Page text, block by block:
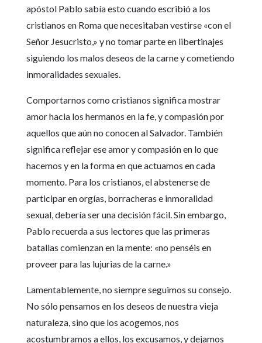
apóstol Pablo sabía esto cuando escribió a los
cristianos en Roma que necesitaban vestirse «con el
Señor Jesucristo,» y no tomar parte en libertinajes
siguiendo los malos deseos de la carne y cometiendo
inmoralidades sexuales.
Comportarnos como cristianos significa mostrar
amor hacia los hermanos en la fe, y compasión por
aquellos que aún no conocen al Salvador. También
significa reflejar ese amor y compasión en lo que
hacemos y en la forma en que actuamos en cada
momento. Para los cristianos, el abstenerse de
participar en orgías, borracheras e inmoralidad
sexual, debería ser una decisión fácil. Sin embargo,
Pablo recuerda a sus lectores que las primeras
batallas comienzan en la mente: «no penséis en
proveer para las lujurias de la carne.»
Lamentablemente, no siempre seguimos su consejo.
No sólo pensamos en los deseos de nuestra vieja
naturaleza, sino que los acogemos, nos
acostumbramos a ellos, los excusamos, y dejamos